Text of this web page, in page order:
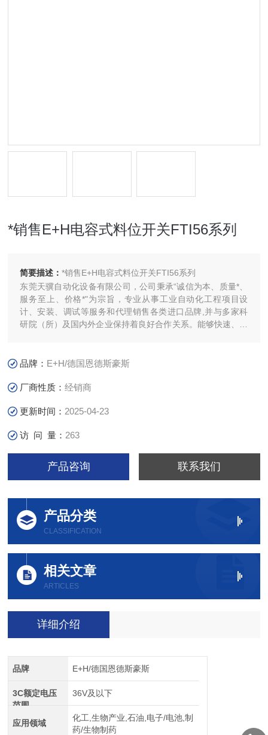
*销售E+H电容式料位开关FTI56系列
简要描述：*销售E+H电容式料位开关FTI56系列
东莞天骥自动化设备有限公司，公司秉承“诚信为本、质量*、
服务至上、价格*"为宗旨，专业从事工业自动化工程项目设
计、安装、调试等服务和代理销售各类进口品牌,并与多家科
研院（所）及国内外企业保持着良好合作关系。能够快速、高
品牌： E+H/德国恩德斯豪斯
厂商性质：经销商
更新时间： 2025-04-23
访 问 量： 263
产品咨询 联系我们
产品分类
CLASSIFICATION
相关文章
ARTICLES
详细介绍
品牌 E+H/德国恩德斯豪斯
3C额定电压
范围
36V及以下
应用领域
化工,生物产业,石油,电子/电池,制
药/生物制药